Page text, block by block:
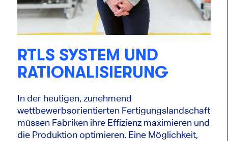
RTLS SYSTEM UND
RATIONALISIERUNG
In der heutigen, zunehmend
wettbewerbsorientierten Fertigungslandschaft
müssen Fabriken ihre Effizienz maximieren und
die Produktion optimieren. Eine Möglichkeit,